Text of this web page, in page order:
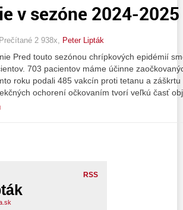
v sezóne 2024-2025
2 938x, Peter Lipták
Pred touto sezónou chrípkových epidémií
703 pacientov máme účinne
roku podali 485 vakcín proti tetanu a
ochorení očkovaním tvorí veľkú časť
RSS